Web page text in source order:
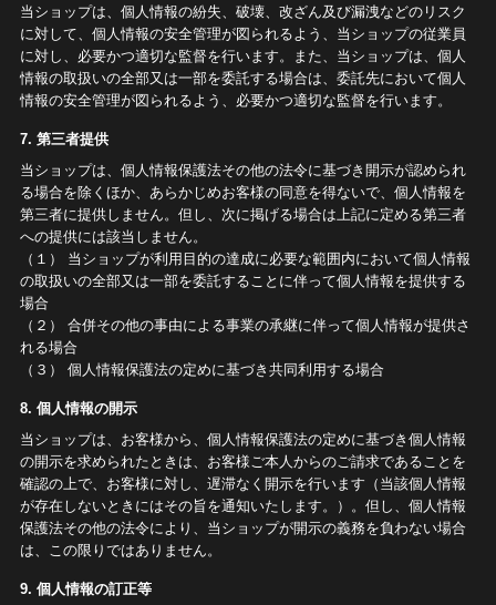
当ショップは、個人情報の紛失、破壊、改ざん及び漏洩などのリスク
に対して、個人情報の安全管理が図られるよう、当ショップの従業員
に対し、必要かつ適切な監督を行います。また、当ショップは、個人
情報の取扱いの全部又は一部を委託する場合は、委託先において個人
情報の安全管理が図られるよう、必要かつ適切な監督を行います。
7. 第三者提供
当ショップは、個人情報保護法その他の法令に基づき開示が認められ
る場合を除くほか、あらかじめお客様の同意を得ないで、個人情報を
第三者に提供しません。但し、次に掲げる場合は上記に定める第三者
への提供には該当しません。
（１） 当ショップが利用目的の達成に必要な範囲内において個人情報
の取扱いの全部又は一部を委託することに伴って個人情報を提供する
場合
（２） 合併その他の事由による事業の承継に伴って個人情報が提供さ
れる場合
（３） 個人情報保護法の定めに基づき共同利用する場合
8. 個人情報の開示
当ショップは、お客様から、個人情報保護法の定めに基づき個人情報
の開示を求められたときは、お客様ご本人からのご請求であることを
確認の上で、お客様に対し、遅滞なく開示を行います（当該個人情報
が存在しないときにはその旨を通知いたします。）。但し、個人情報
保護法その他の法令により、当ショップが開示の義務を負わない場合
は、この限りではありません。
9. 個人情報の訂正等